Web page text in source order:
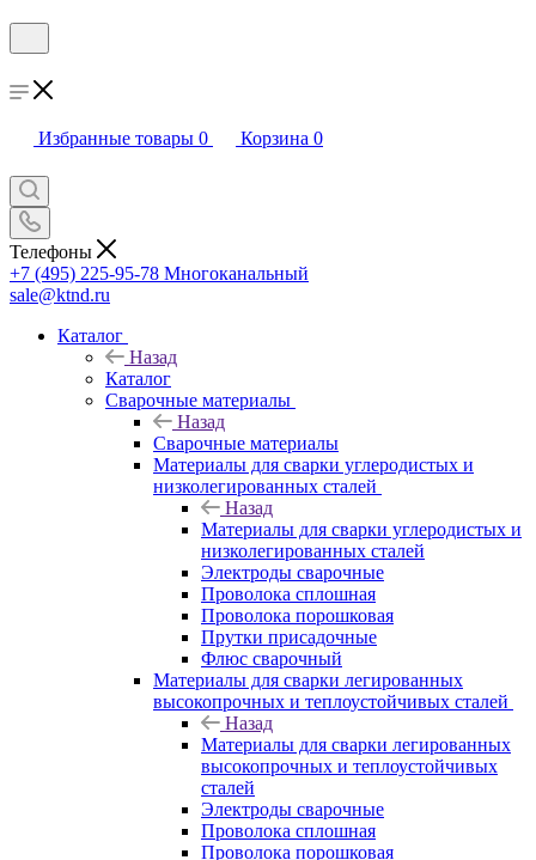
Избранные товары 0 Корзина 0
Телефоны
+7 (495) 225-95-78 Многоканальный
sale@ktnd.ru
Каталог
Назад
Каталог
Сварочные материалы
Назад
Сварочные материалы
Материалы для сварки углеродистых и
низколегированных сталей
Назад
Материалы для сварки углеродистых и
низколегированных сталей
Электроды сварочные
Проволока сплошная
Проволока порошковая
Прутки присадочные
Флюс сварочный
Материалы для сварки легированных
высокопрочных и теплоустойчивых сталей
Назад
Материалы для сварки легированных
высокопрочных и теплоустойчивых
сталей
Электроды сварочные
Проволока сплошная
Проволока порошковая